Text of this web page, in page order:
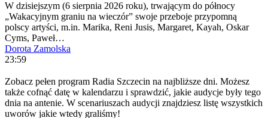
W dzisiejszym (6 sierpnia 2026 roku), trwającym do północy
„Wakacyjnym graniu na wieczór” swoje przeboje przypomną
polscy artyści, m.in. Marika, Reni Jusis, Margaret, Kayah, Oskar
Cyms, Paweł…
Dorota Zamolska
23:59
Zobacz pełen program Radia Szczecin na najbliższe dni. Możesz
także cofnąć datę w kalendarzu i sprawdzić, jakie audycje były tego
dnia na antenie. W scenariuszach audycji znajdziesz listę wszystkich
uworów jakie wtedy graliśmy!